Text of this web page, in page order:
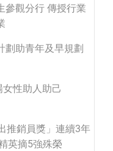
觀分行 傳授行業
劃助青年及早規劃
性助人助己
推銷員獎」連續3年
英摘5強殊榮